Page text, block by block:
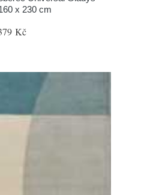
x 230 cm
Kč